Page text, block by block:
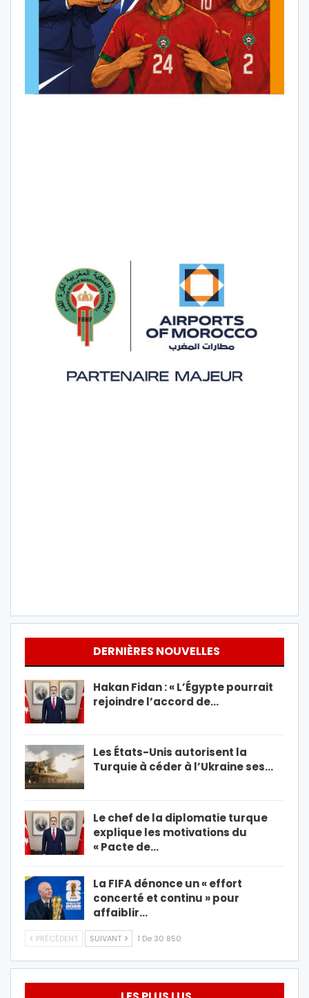
DERNIÈRES NOUVELLES
Hakan Fidan : « L’Égypte pourrait
rejoindre l’accord de…
Les États-Unis autorisent la
Turquie à céder à l’Ukraine ses…
Le chef de la diplomatie turque
explique les motivations du
« Pacte de…
La FIFA dénonce un « effort
concerté et continu » pour
affaiblir…
PRÉCÉDENT SUIVANT 1 De 30 850